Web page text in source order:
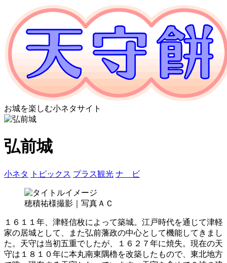
お城を楽しむ小ネタサイト
弘前城
小ネタ トピックス プラス観光 ナ ビ
穂積祐様撮影｜写真ＡＣ
１６１１年、津軽信枚によって築城。江戸時代を通じて津軽
家の居城として、また弘前藩政の中心として機能してきまし
た。天守は当初五重でしたが、１６２７年に焼失。現在の天
守は１８１０年に本丸南東隅櫓を改築したもので、東北地方